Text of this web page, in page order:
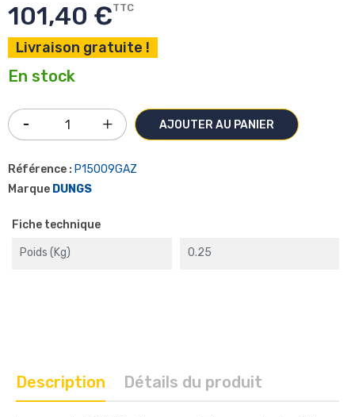
101,40 €TTC
Livraison gratuite !
En stock
AJOUTER AU PANIER
Référence : P15009GAZ
Marque DUNGS
Fiche technique
Poids (kg) 0.25
Description Détails du produit